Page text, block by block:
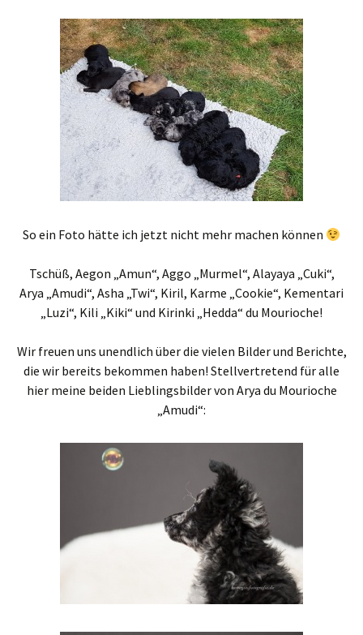
So ein Foto hätte ich jetzt nicht mehr machen können
Tschüß, Aegon „Amun“, Aggo „Murmel“, Alayaya „Cuki“,
Arya „Amudi“, Asha „Twi“, Kiril, Karme „Cookie“, Kementari
„Luzi“, Kili „Kiki“ und Kirinki „Hedda“ du Mourioche!
Wir freuen uns unendlich über die vielen Bilder und Berichte,
die wir bereits bekommen haben! Stellvertretend für alle
hier meine beiden Lieblingsbilder von Arya du Mourioche
„Amudi“: